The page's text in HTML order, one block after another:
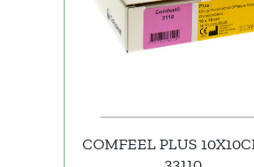
COMFEEL PLUS